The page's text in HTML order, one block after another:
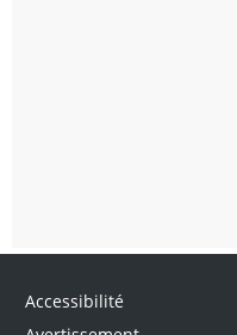
Accessibilité